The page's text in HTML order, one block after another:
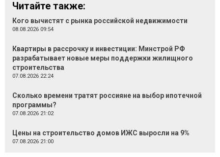
Читайте также:
Кого вычистят с рынка российской недвижимости
08.08.2026 09:54
Квартиры в рассрочку и инвестиции: Минстрой РФ
разрабатывает новые меры поддержки жилищного
строительства
07.08.2026 22:24
Сколько времени тратят россияне на выбор ипотечной
программы?
07.08.2026 21:02
Цены на строительство домов ИЖС выросли на 9%
07.08.2026 21:00